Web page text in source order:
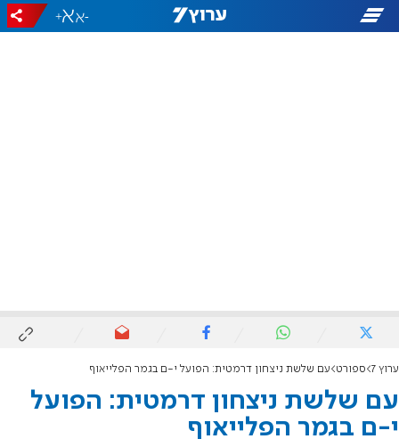
-
+
ערוץ 7 ספורט עם שלשת ניצחון דרמטית: הפועל י-ם בגמר הפלייאוף
עם שלשת ניצחון דרמטית: הפועל
י-ם בגמר הפלייאוף